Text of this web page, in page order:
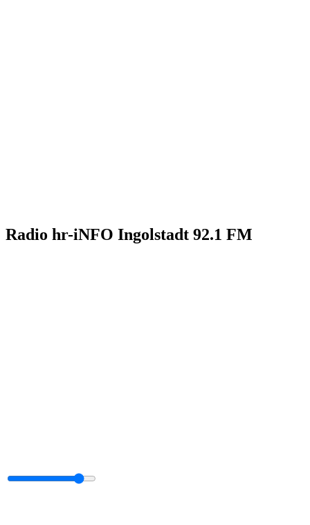
Radio hr-iNFO Ingolstadt 92.1 FM